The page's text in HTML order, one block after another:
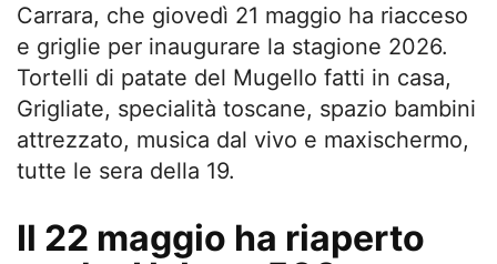
Carrara, che giovedì 21 maggio ha riacceso
e griglie per inaugurare la stagione 2026.
Tortelli di patate del Mugello fatti in casa,
Grigliate, specialità toscane, spazio bambini
attrezzato, musica dal vivo e maxischermo,
tutte le sera della 19.
Il 22 maggio ha riaperto